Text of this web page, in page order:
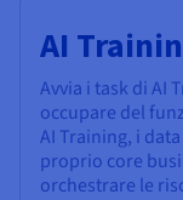
AI
Avvia i task di AI
occupare del
AI Training, i
proprio core
orchestrare le